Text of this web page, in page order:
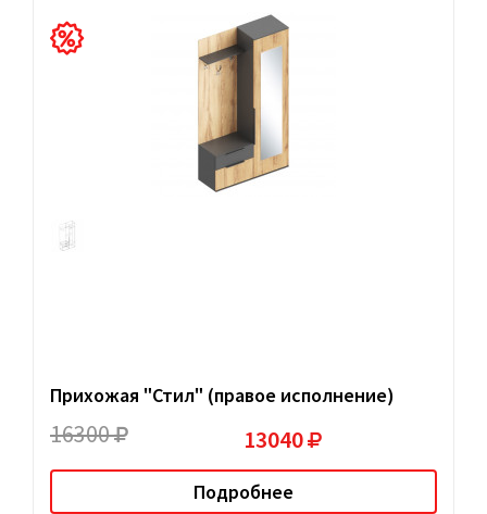
Прихожая "Стил" (правое исполнение)
16300 13040
Подробнее